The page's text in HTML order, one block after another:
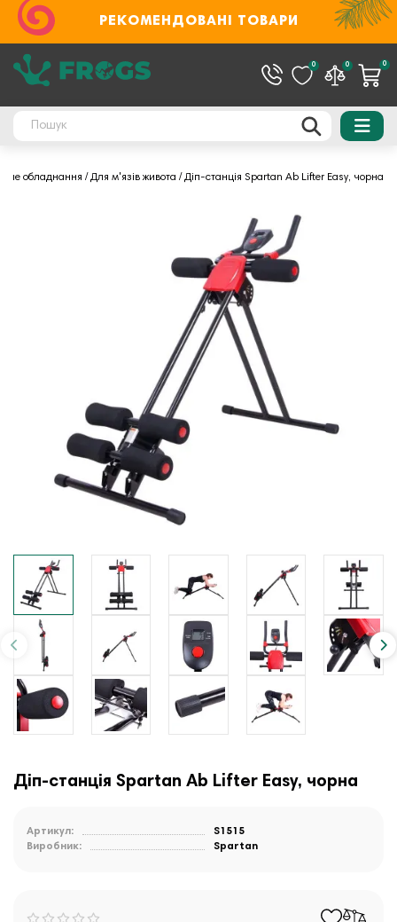
РЕКОМЕНДОВАНІ ТОВАРИ
0 0 0
обладнання Для м'язів живота Діп-станція Spartan Ab Lifter Easy, чорна
Діп-станція Spartan Ab Lifter Easy, чорна
Артикул:
S1515
Виробник:
Spartan